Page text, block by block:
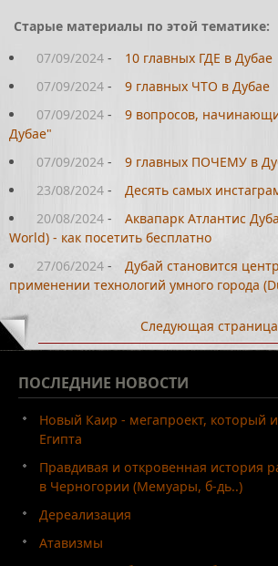
Старые материалы по этой тематике:
07/09/2024 -
10 главных ГДЕ в Дубае
07/09/2024 -
9 главных ЧТО в Дубае
07/09/2024 -
9 вопросов,
Дубае"
07/09/2024 -
9 главных ПОЧЕМУ в
23/08/2024 -
Десять самых
20/08/2024 -
Аквапарк Атлантис
World) - как посетить бесплатно
27/06/2024 -
Дубай становится
применении технологий умного города
Следующая
ПОСЛЕДНИЕ НОВОСТИ
Новый Каир - мегапроект, который
Египта
Правдивая и откровенная история
в Черногории (Мемуары, б-дь..)
Дереализация
Атавизмы